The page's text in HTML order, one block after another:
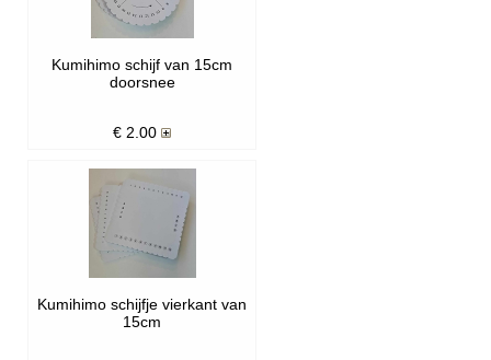
Kumihimo schijf van 15cm
doorsnee
€ 2.00
Kumihimo schijfje vierkant van
15cm